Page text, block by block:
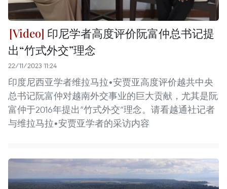
印尼学者高度评价阮富仲总书记提
出“竹式外交”理念
22/11/2023 11:24
印度尼西亚学者维拉马拉•安贾亚高度评价越共中央
总书记阮富仲对越南外交事业的巨大贡献，尤其是阮
富仲于2016年提出“竹式外交”理念。请看越通社记者
与维拉马拉•安贾亚学者的采访内容